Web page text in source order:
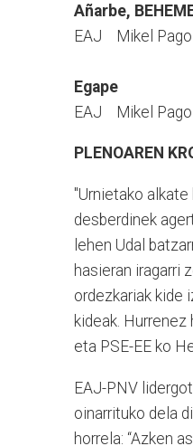
Añarbe,
EAJ Mikel
Egape
EAJ Mikel
PLENOAREN
"Urnietako
desberdinek
lehen Udal
hasieran iragarri
ordezkariak kide
kideak.
eta PSE-EE ko
EAJ-PNV
oinarrituko dela
horrela: “Azken